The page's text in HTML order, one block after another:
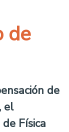
de
de
el
Física